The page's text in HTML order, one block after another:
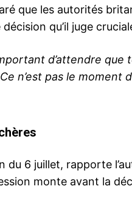
le1.ma
que les autorités
qu’il juge
d’attendre
Ce n’est pas le moment
du 6 juillet, rapporte
monte avant la